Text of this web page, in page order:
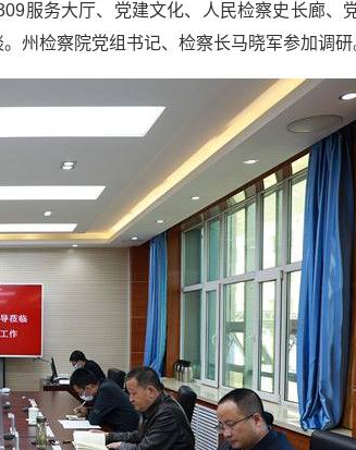
服务大厅、党建文化、人民检察史长廊、
州检察院党组书记、检察长马晓军参加调研